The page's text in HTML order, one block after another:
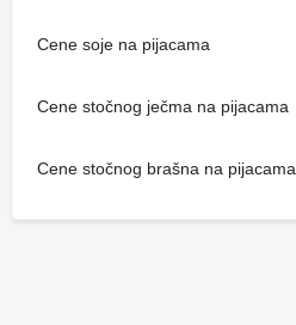
Cene soje na pijacama
Cene stočnog ječma na pijacama
Cene stočnog brašna na pijacama